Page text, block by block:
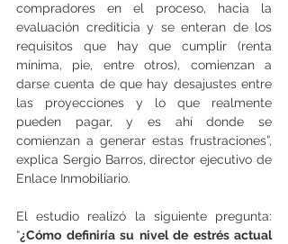
compradores en el proceso, hacia la
evaluación crediticia y se enteran de los
requisitos que hay que cumplir (renta
mínima, pie, entre otros), comienzan a
darse cuenta de que hay desajustes entre
las proyecciones y lo que realmente
pueden pagar, y es ahí donde se
comienzan a generar estas frustraciones”,
explica Sergio Barros, director ejecutivo de
Enlace Inmobiliario.
El estudio realizó la siguiente pregunta:
“¿Cómo definiría su nivel de estrés actual